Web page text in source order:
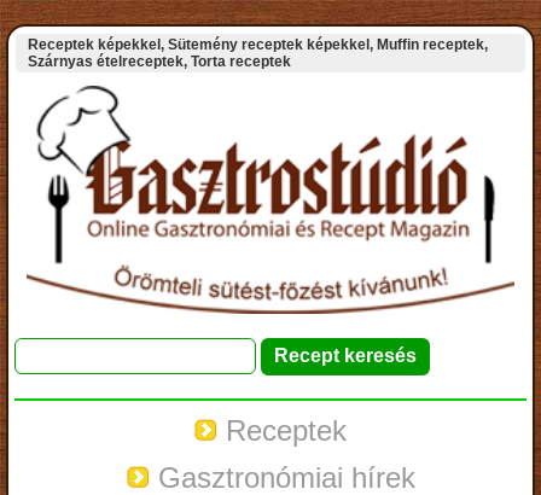
Receptek képekkel, Sütemény receptek képekkel, Muffin receptek,
Szárnyas ételreceptek, Torta receptek
Receptek
Gasztronómiai hírek